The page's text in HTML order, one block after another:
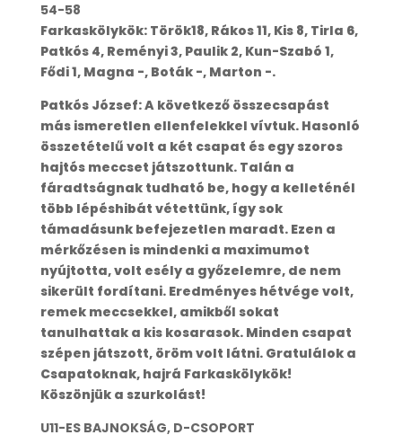
54-58
Farkaskölykök: Török18, Rákos 11, Kis 8, Tirla 6,
Patkós 4, Reményi 3, Paulik 2, Kun-Szabó 1,
Fődi 1, Magna -, Boták -, Marton -.
Patkós József: A következő összecsapást
más ismeretlen ellenfelekkel vívtuk. Hasonló
összetételű volt a két csapat és egy szoros
hajtós meccset játszottunk. Talán a
fáradtságnak tudható be, hogy a kelleténél
több lépéshibát vétettünk, így sok
támadásunk befejezetlen maradt. Ezen a
mérkőzésen is mindenki a maximumot
nyújtotta, volt esély a győzelemre, de nem
sikerült fordítani. Eredményes hétvége volt,
remek meccsekkel, amikből sokat
tanulhattak a kis kosarasok. Minden csapat
szépen játszott, öröm volt látni. Gratulálok a
Csapatoknak, hajrá Farkaskölykök!
Köszönjük a szurkolást!
U11-ES BAJNOKSÁG, D-CSOPORT